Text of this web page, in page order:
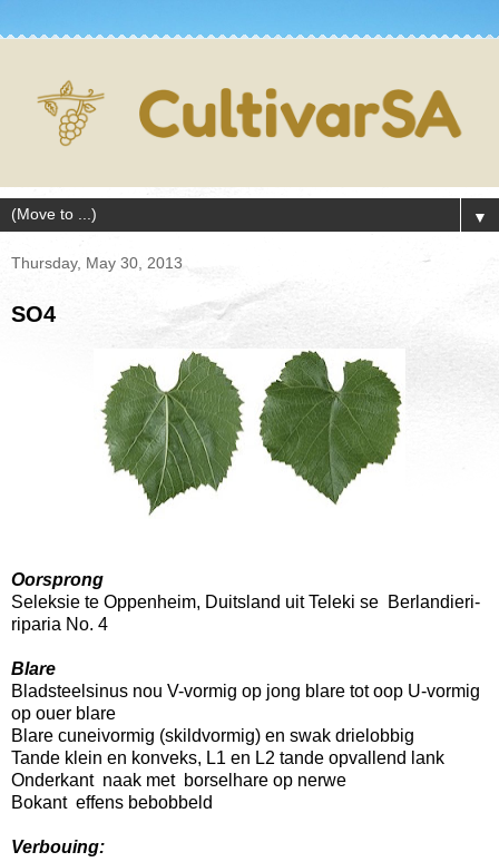
▼
Thursday, May 30, 2013
SO4
Oorsprong
Seleksie te Oppenheim, Duitsland uit Teleki se Berlandieri-
riparia No. 4
Blare
Bladsteelsinus nou V-vormig op jong blare tot oop U-vormig
op ouer blare
Blare cuneivormig (skildvormig) en swak drielobbig
Tande klein en konveks, L1 en L2 tande opvallend lank
Onderkant naak met borselhare op nerwe
Bokant effens bebobbeld
Verbouing: